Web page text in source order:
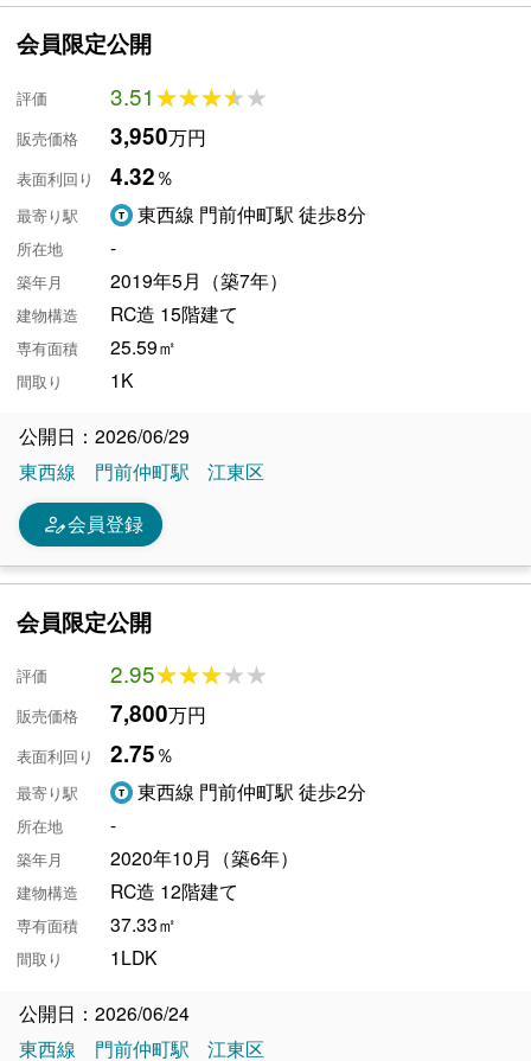
会員限定公開
評価 3.51★★★★★
★★★★★
販売価格 3,950万円
表面利回り 4.32％
最寄り駅 東西線 門前仲町駅 徒歩8分
所在地 -
築年月 2019年5月（築7年）
建物構造 RC造 15階建て
専有面積 25.59㎡
間取り 1K
公開日：2026/06/29
東西線
門前仲町駅 江東区
person_edit会員登録
会員限定公開
評価 2.95★★★★★
★★★★★
販売価格 7,800万円
表面利回り 2.75％
最寄り駅 東西線 門前仲町駅 徒歩2分
所在地 -
築年月 2020年10月（築6年）
建物構造 RC造 12階建て
専有面積 37.33㎡
間取り 1LDK
公開日：2026/06/24
東西線
門前仲町駅 江東区